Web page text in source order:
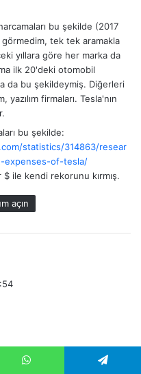
bu şekilde (2017
tek tek aramakla
yıllara göre her marka da
ilk 20'deki otomobil
da bu şekildeymiş. Diğerleri
yazılım firmaları. Tesla'nın
bu şekilde:
statistics/314863/resear
expenses-of-tesla/
$ ile kendi rekorunu kırmış.
açın